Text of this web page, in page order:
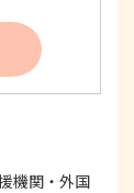
知、ま
それに
を講じ
範囲内
機関・外国